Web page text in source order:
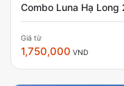
Combo Luna Hạ Long
Giá từ
1,750,000 VND